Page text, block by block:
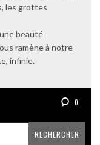
les grottes
beauté
ramène à notre
infinie.
0